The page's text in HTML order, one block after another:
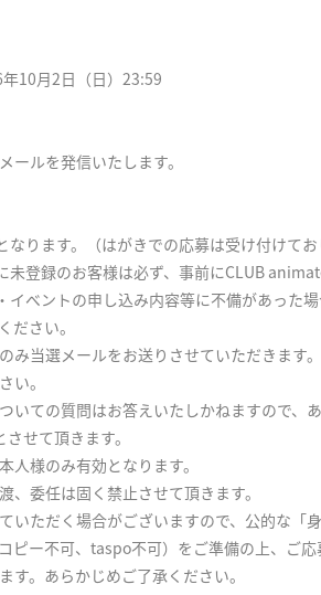
10月2日（日）23:59
ールを発信いたします。
ります。（はがきでの応募は受け付けてお
登録のお客様は必ず、事前にCLUB
ベントの申し込み内容等に不備があった
ださい。
み当選メールをお送りさせていただきます
い。
いての質問はお答えいたしかねますので、
せて頂きます。
人様のみ有効となります。
、委任は固く禁止させて頂きます。
いただく場合がございますので、公的な「
ピー不可、taspo不可）をご準備の上、ご
す。あらかじめご了承ください。